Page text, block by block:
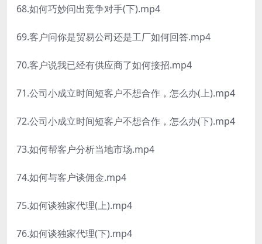
68.如何巧妙问出竞争对手(下).mp4
69.客户问你是贸易公司还是工厂如何回答.mp4
70.客户说我已经有供应商了如何接招.mp4
71.公司小成立时间短客户不想合作，怎么办(上).mp4
72.公司小成立时间短客户不想合作，怎么办(下).mp4
73.如何帮客户分析当地市场.mp4
74.如何与客户谈佣金.mp4
75.如何谈独家代理(上).mp4
76.如何谈独家代理(下).mp4